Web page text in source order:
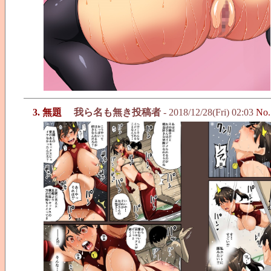
3. 無題 我ら名も無き投稿者 - 2018/12/28(Fri) 02:03